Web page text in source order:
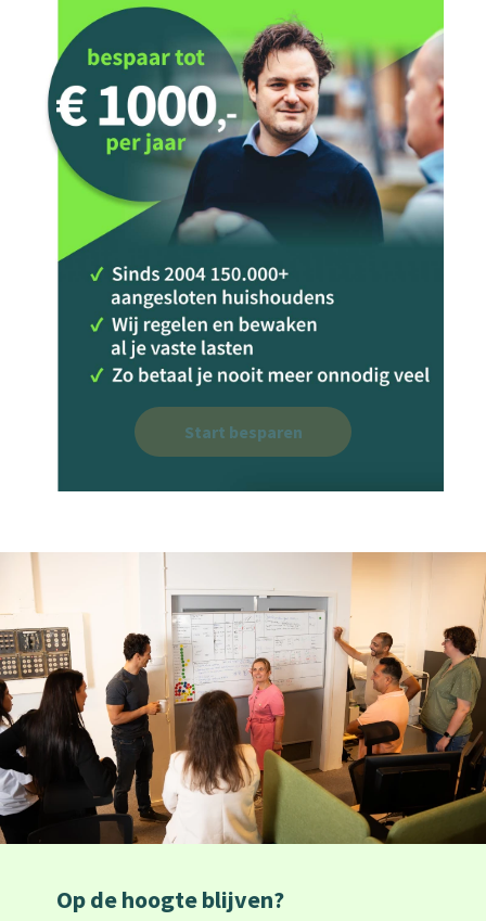
Start besparen
Op de hoogte blijven?